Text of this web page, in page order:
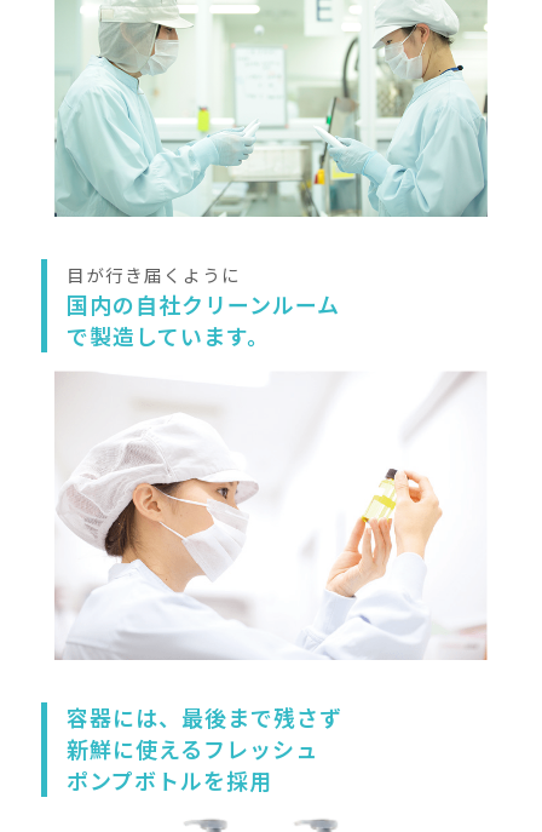
は、コットンが透けるくらい
っぷり浸透させてください)
角質ケアをする場合は、顔
むけてコットンを軽く滑ら
す。拭き取りが終わったら
ような気持ちで軽やかにパ
いてきたら化粧水を足してく
乾燥が気になる部分には、
水をたっぷり含ませたコッ
～2分そのままのせておきま